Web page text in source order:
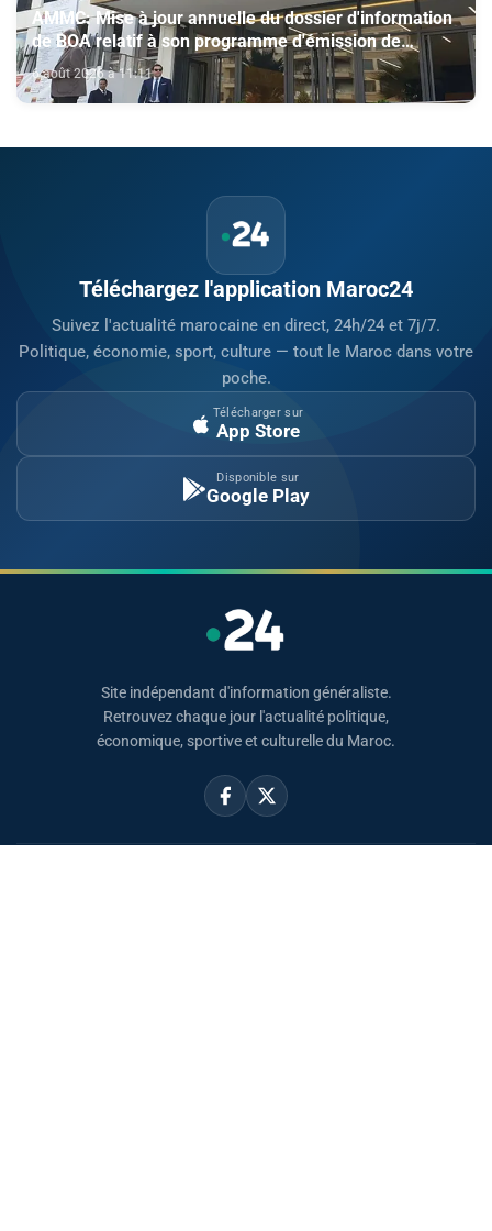
AMMC: Mise à jour annuelle du dossier d'information
de BOA relatif à son programme d'émission de
certificats de dépôt
6 août 2026 à 11:11
Téléchargez l'application Maroc24
Suivez l'actualité marocaine en direct, 24h/24 et 7j/7.
Politique, économie, sport, culture — tout le Maroc dans votre
poche.
Télécharger sur
App Store
Disponible sur
Google Play
Site indépendant d'information généraliste.
Retrouvez chaque jour l'actualité politique,
économique, sportive et culturelle du Maroc.